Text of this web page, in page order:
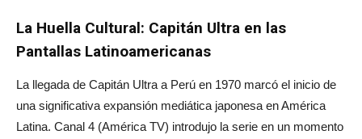
La Huella Cultural: Capitán Ultra en las
Pantallas Latinoamericanas
La llegada de Capitán Ultra a Perú en 1970 marcó el inicio de
una significativa expansión mediática japonesa en América
Latina. Canal 4 (América TV) introdujo la serie en un momento